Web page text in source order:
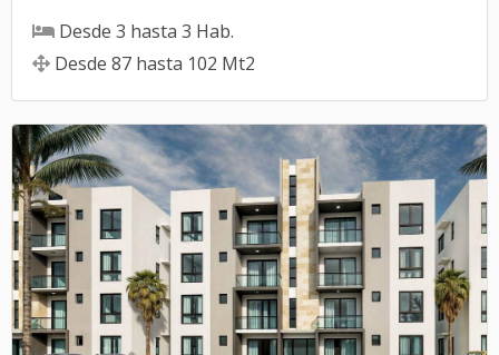
Desde 3 hasta 3 Hab.
Desde 87 hasta 102 Mt2